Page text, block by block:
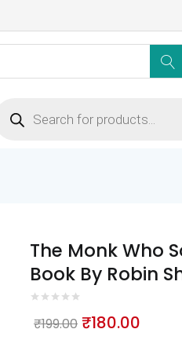
search
The Monk Who
Book By Robin
₹199.00 Original
₹180.00